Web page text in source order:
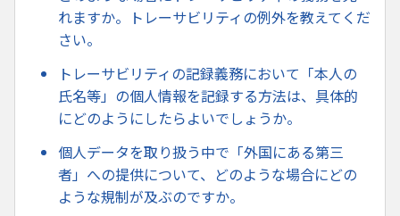
れますか。トレーサビリティの例外を教えてくだ
さい。
トレーサビリティの記録義務において「本人の
氏名等」の個人情報を記録する方法は、具体的
にどのようにしたらよいでしょうか。
個人データを取り扱う中で「外国にある第三
者」への提供について、どのような場合にどの
ような規制が及ぶのですか。